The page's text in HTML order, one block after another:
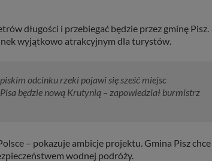
długości i przebiegać będzie przez gminę Pisz.
wyjątkowo atrakcyjnym dla turystów.
odcinku rzeki pojawi się sześć miejsc
będzie nową Krutynią – zapowiedział burmistrz
– pokazuje ambicje projektu. Gmina Pisz chce
wodnej podróży.